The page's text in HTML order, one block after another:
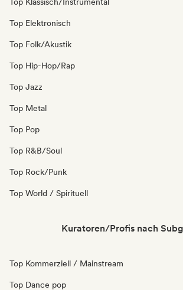
Top Elektronisch
Top Folk/Akustik
Top Hip-Hop/Rap
Top Jazz
Top Metal
Top Pop
Top R&B/Soul
Top Rock/Punk
Top World / Spirituell
Kuratoren/Profis nach
Top Kommerziell / Mainstream
Top Dance pop